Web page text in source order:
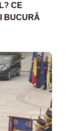
CE
BUCURĂ